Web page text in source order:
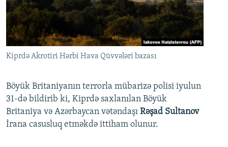
Kiprdə Akrotiri Hərbi Hava Qüvvələri bazası
Böyük Britaniyanın terrorla mübarizə polisi iyulun
31-də bildirib ki, Kiprdə saxlanılan Böyük
Britaniya və Azərbaycan vətəndaşı Rəşad Sultanov
İrana casusluq etməkdə ittiham olunur.